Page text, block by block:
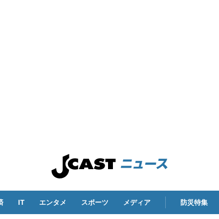
IT エンタメ スポーツ メディア 防災特集